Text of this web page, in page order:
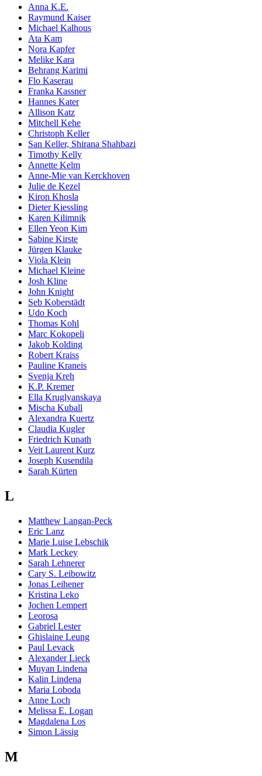
Anna K.E.
Raymund Kaiser
Michael Kalhous
Ata Kam
Nora Kapfer
Melike Kara
Behrang Karimi
Flo Kaserau
Franka Kassner
Hannes Kater
Allison Katz
Mitchell Kehe
Christoph Keller
San Keller, Shirana Shahbazi
Timothy Kelly
Annette Kelm
Anne-Mie van Kerckhoven
Julie de Kezel
Kiron Khosla
Dieter Kiessling
Karen Kilimnik
Ellen Yeon Kim
Sabine Kirste
Jürgen Klauke
Viola Klein
Michael Kleine
Josh Kline
John Knight
Seb Koberstädt
Udo Koch
Thomas Kohl
Marc Kokopeli
Jakob Kolding
Robert Kraiss
Pauline Kraneis
Svenja Kreh
K.P. Kremer
Ella Kruglyanskaya
Mischa Kuball
Alexandra Kuertz
Claudia Kugler
Friedrich Kunath
Veit Laurent Kurz
Joseph Kusendila
Sarah Kürten
L
Matthew Langan-Peck
Eric Lanz
Marie Luise Lebschik
Mark Leckey
Sarah Lehnerer
Cary S. Leibowitz
Jonas Leihener
Kristina Leko
Jochen Lempert
Leorosa
Gabriel Lester
Ghislaine Leung
Paul Levack
Alexander Lieck
Muyan Lindena
Kalin Lindena
Maria Loboda
Anne Loch
Melissa E. Logan
Magdalena Los
Simon Lässig
M